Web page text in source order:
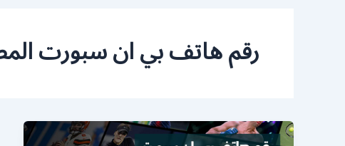
رقم هاتف بي ان سبورت